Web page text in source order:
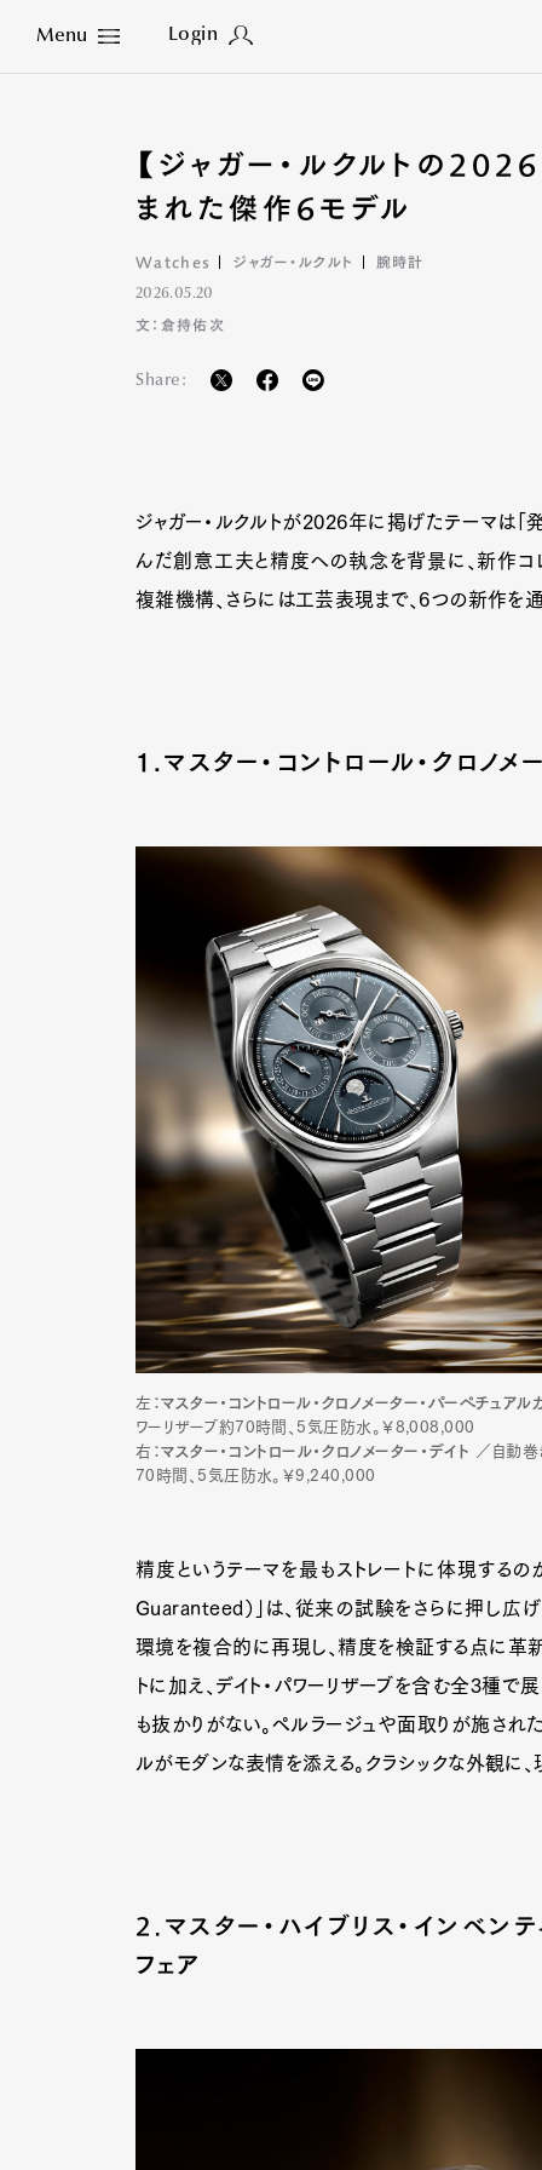
Menu Login
Close
【ジャガー・ルクルトの
まれた傑作6モデル
Watches ジャガー・ルクルト 腕時計
2026.05.20
文：倉持佑次
Share:
ジャガー・ルクルトが2026年に掲げたテーマは「
んだ創意工夫と精度への執念を背景に、新作コ
複雑機構、さらには工芸表現まで、6つの新作を
1. マスター・コントロール・クロノメ
左：マスター・コントロール・クロノメーター・パーペチュア
ワーリザーブ約70時間、5気圧防水。￥8,008,000
右：マスター・コントロール・クロノメーター・デイト
／自動巻
70時間、5気圧防水。￥9,240,000
精度というテーマを最もストレートに体現する
Guaranteed）」は、従来の試験をさらに押し広
環境を複合的に再現し、精度を検証する点に革
トに加え、デイト・パワーリザーブを含む全3種
も抜かりがない。ペルラージュや面取りが施され
ルがモダンな表情を添える。クラシックな外観
2.マスター・ハイブリス・インベンテ
フェア